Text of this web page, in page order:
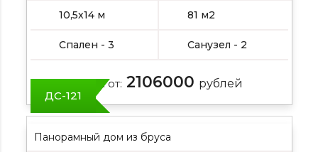
10,5х14 м 81 м2
Спален - 3 Санузел - 2
Цена от: 2106000 рублей
ДС-121
Панорамный дом из бруса